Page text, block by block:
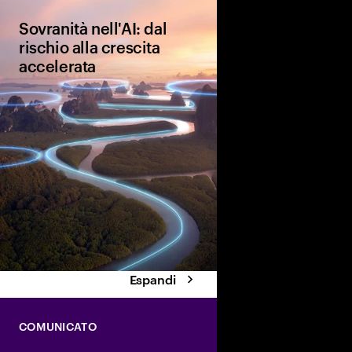
Sovranità nell'AI: dal
rischio alla crescita
accelerata
Espandi
COMUNICATO